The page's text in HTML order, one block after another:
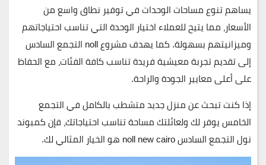
يساهم تنوع مساحات الوحدات في توفير نطاق واسع من
الأسعار، مما يتيح للعملاء اختيار الوحدة التي تناسب احتياجاتهم
وميزانيتهم بسهولة. كما يهدف مشروع noll التجمع السادس
إلى تقديم تجربة معيشية فريدة تناسب كافة الفئات، مع الحفاظ
على أعلى معايير الجودة والراحة.
إذا كنت تبحث عن منزل جديد متشطب بالكامل في التجمع
الخامس يوفر لك ولعائلتك مساحة تناسب احتياجاتك، فإنكمبوند
نول التجمع السادس noll new cairo
هو الخيار المثالي لك.